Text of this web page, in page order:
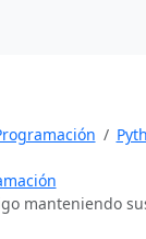
manteniendo